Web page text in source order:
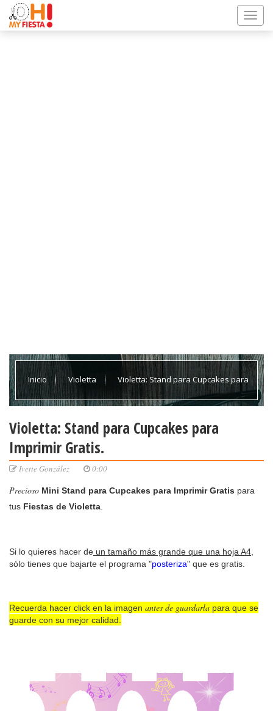
Inicio Violetta Violetta: Stand para Cupcakes para
Violetta: Stand para Cupcakes para
Imprimir Gratis.
Ivette González 0:00
Precioso Mini Stand para Cupcakes para Imprimir Gratis para
tus Fiestas de Violetta
Si lo quieres hacer de un tamaño más grande que una hoja A4
sólo tienes que bajarte el programa "posteriza" que es gratis.
Recuerda hacer click en la imagen antes de guardarla para que se
guarde con su mejor calidad.